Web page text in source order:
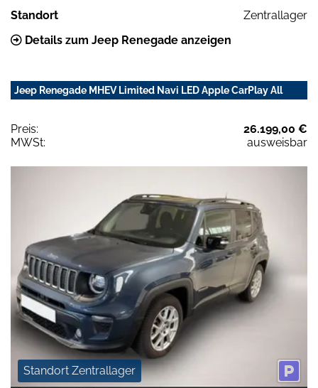
Standort
Zentrallager
Details zum Jeep Renegade anzeigen
Jeep Renegade MHEV Limited Navi LED Apple CarPlay All
Preis:
26.199,00 €
MWSt:
ausweisbar
Standort Zentrallager